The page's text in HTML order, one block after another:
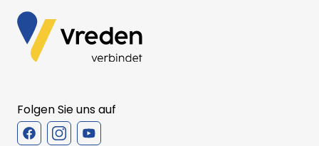
Folgen Sie uns auf